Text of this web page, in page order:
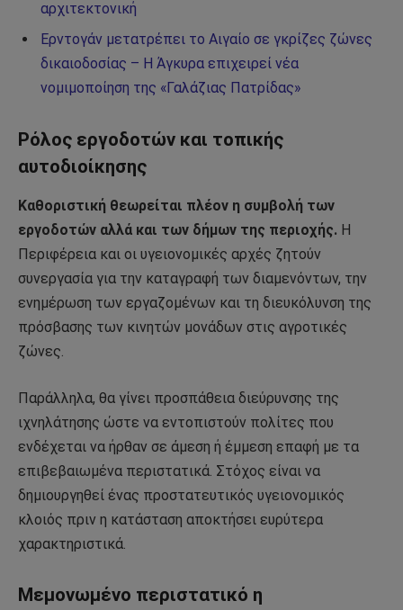
αρχιτεκτονική
Ερντογάν μετατρέπει το Αιγαίο σε γκρίζες ζώνες
δικαιοδοσίας – Η Άγκυρα επιχειρεί νέα
νομιμοποίηση της «Γαλάζιας Πατρίδας»
Ρόλος εργοδοτών και τοπικής
αυτοδιοίκησης
Καθοριστική θεωρείται πλέον η συμβολή των
εργοδοτών αλλά και των δήμων της περιοχής. Η
Περιφέρεια και οι υγειονομικές αρχές ζητούν
συνεργασία για την καταγραφή των διαμενόντων, την
ενημέρωση των εργαζομένων και τη διευκόλυνση της
πρόσβασης των κινητών μονάδων στις αγροτικές
ζώνες.
Παράλληλα, θα γίνει προσπάθεια διεύρυνσης της
ιχνηλάτησης ώστε να εντοπιστούν πολίτες που
ενδέχεται να ήρθαν σε άμεση ή έμμεση επαφή με τα
επιβεβαιωμένα περιστατικά. Στόχος είναι να
δημιουργηθεί ένας προστατευτικός υγειονομικός
κλοιός πριν η κατάσταση αποκτήσει ευρύτερα
χαρακτηριστικά.
Μεμονωμένο περιστατικό η